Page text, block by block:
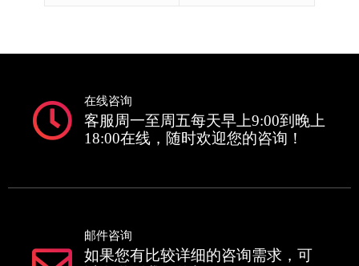
在线咨询
客服周一至周五每天早上9:00到晚上
18:00在线，随时欢迎您的咨询！
邮件咨询
如果您有比较详细的咨询需求，可